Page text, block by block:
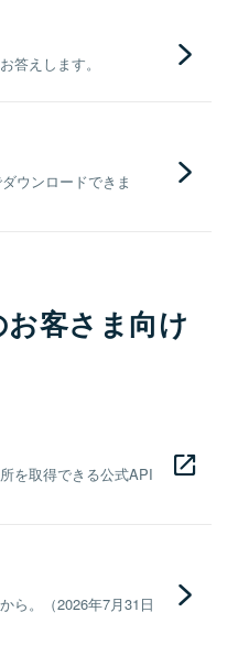
答えします。
ウンロードできま
客さま向け
を取得できる公式API
ら。（2026年7月31日